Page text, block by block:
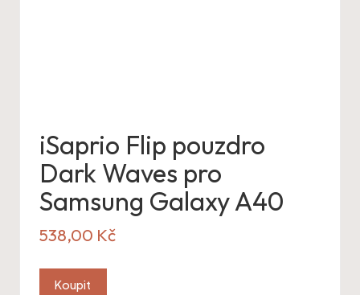
iSaprio Flip pouzdro
Dark Waves pro
Samsung Galaxy A40
538,00 Kč
Koupit